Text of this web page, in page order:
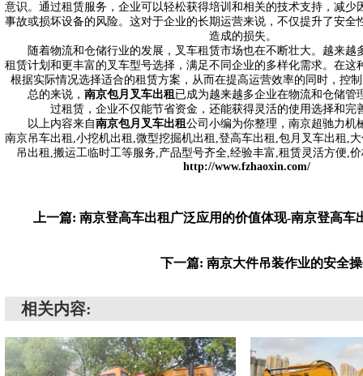
意识。通过租赁服务，企业可以轻松获得培训和相关的技术支持，减少
事故或损坏设备的风险。这对于企业的长期运营来说，不仅提升了安全
造成的损失。
随着物流和仓储行业的发展，叉车租赁市场也在不断壮大。越来越
租赁计划和更丰富的叉车型号选择，满足不同企业的多样化需求。在这
根据实际情况选择适合的租赁方案，从而在提高运营效率的同时，控
总的来说， 南京包月叉车出租已成为越来越多企业在物流和仓储管
过租赁，企业不仅能节省资金，还能获得灵活的使用选择和完
以上内容来自南京包月叉车出租公司小编为你整理，南京超驰力机
南京吊车出租,小挖机出租,微型挖掘机出租,登高车出租,包月叉车出租,
吊出租,搬运工临时工等服务,产品型号齐全,经验丰富,租赁灵活方便,
http://www.fzhaoxin.com/
上一篇: 南京登高车出租广泛应用的价值体现-南京登高车
下一篇: 南京大件吊装作业的安全
相关内容: